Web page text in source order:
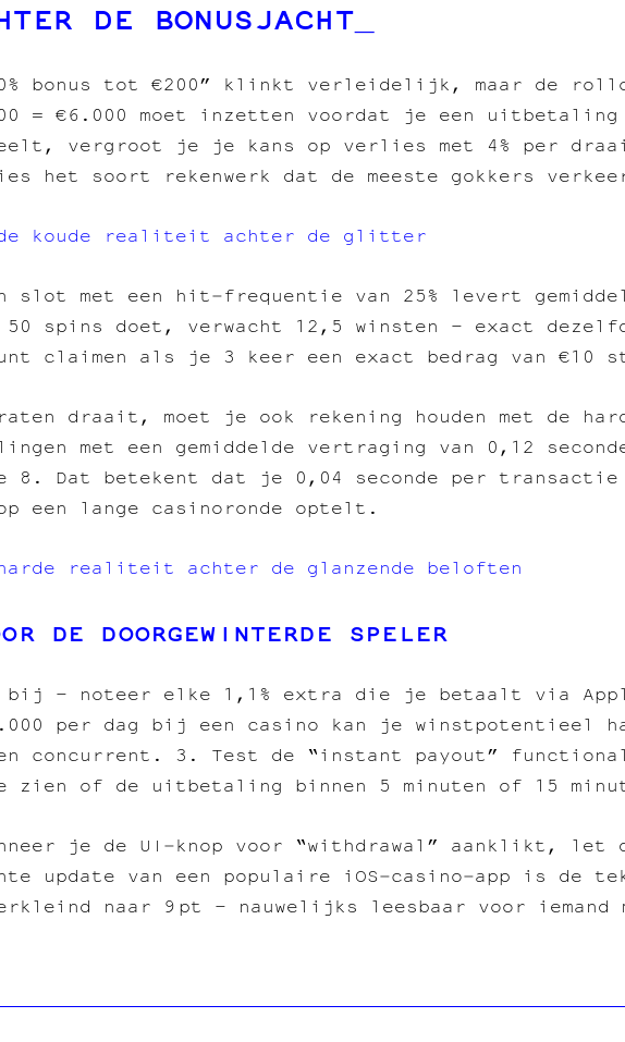
DE BONUSJACHT
bonus tot €200” klinkt verleidelijk, maar de
= €6.000 moet inzetten voordat je een
vergroot je je kans op verlies met 4% per
het soort rekenwerk dat de meeste gokkers
de koude realiteit achter de glitter
slot met een hit‑frequentie van 25% levert
spins doet, verwacht 12,5 winsten – exact
claimen als je 3 keer een exact bedrag van €10
draait, moet je ook rekening houden met de
met een gemiddelde vertraging van 0,12
8. Dat betekent dat je 0,04 seconde per transactie
een lange casinoronde optelt.
realiteit achter de glanzende beloften
DE DOORGEWINTERDE SPELER
bij – noteer elke 1,1% extra die je betaalt via
per dag bij een casino kan je winstpotentieel
concurrent. 3. Test de “instant payout”
of de uitbetaling binnen 5 minuten of 15
je de UI‑knop voor “withdrawal” aanklikt, let
update van een populaire iOS‑casino‑app is de
naar 9 pt – nauwelijks leesbaar voor